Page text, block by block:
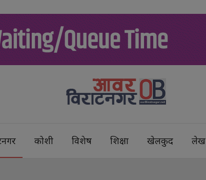
कोशी विशेष शिक्षा खेलकुद लेख